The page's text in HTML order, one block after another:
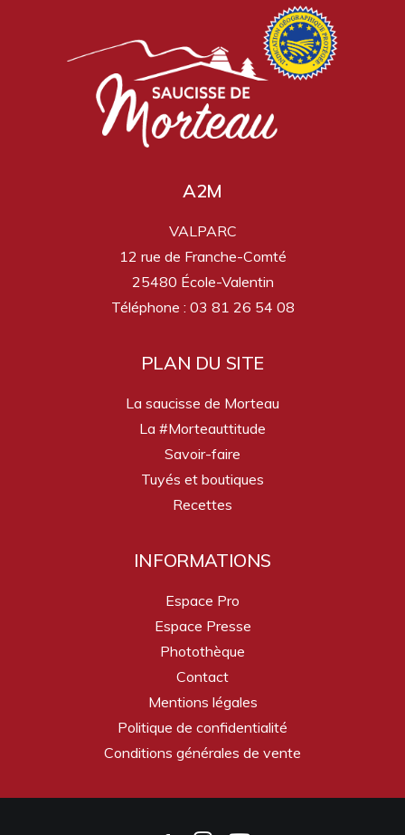
A2M
VALPARC
12 rue de Franche-Comté
25480 École-Valentin
Téléphone : 03 81 26 54 08
PLAN DU SITE
La saucisse de Morteau
La #Morteauttitude
Savoir-faire
Tuyés et boutiques
Recettes
INFORMATIONS
Espace Pro
Espace Presse
Photothèque
Contact
Mentions légales
Politique de confidentialité
Conditions générales de vente